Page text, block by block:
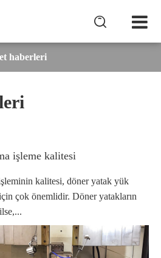

haberleri
işleme kalitesi
kalitesi, döner yatak yük
çok önemlidir. Döner yatakların